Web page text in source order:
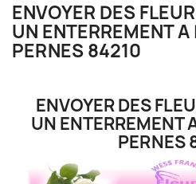
ENVOYER DES
UN ENTERREMENT
PERNES 84210
ENVOYER DES
UN ENTERREMENT
PERNES